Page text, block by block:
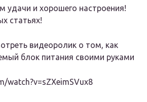
удачи и хорошего настроения!
статьях!
видеоролик о том, как
блок питания своими руками
watch?v=sZXeimSVux8